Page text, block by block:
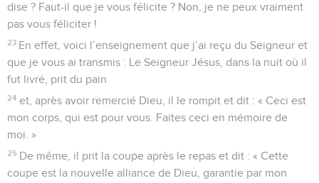
dise ? Faut-il que je vous félicite ? Non, je ne peux vraiment
pas vous féliciter !
23 En effet, voici l’enseignement que j’ai reçu du Seigneur et
que je vous ai transmis : Le Seigneur Jésus, dans la nuit où il
fut livré, prit du pain
24 et, après avoir remercié Dieu, il le rompit et dit : « Ceci est
mon corps, qui est pour vous. Faites ceci en mémoire de
moi. »
25 De même, il prit la coupe après le repas et dit : « Cette
coupe est la nouvelle alliance de Dieu, garantie par mon